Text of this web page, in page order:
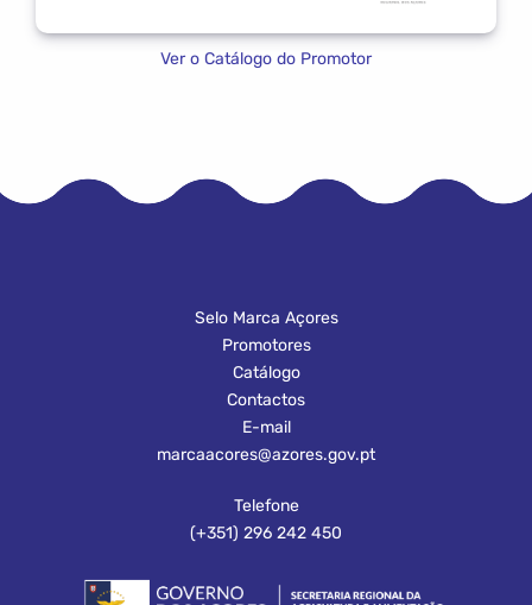
Ver o Catálogo do Promotor
Selo Marca Açores
Promotores
Catálogo
Contactos
E-mail
marcaacores@azores.gov.pt
Telefone
(+351) 296 242 450